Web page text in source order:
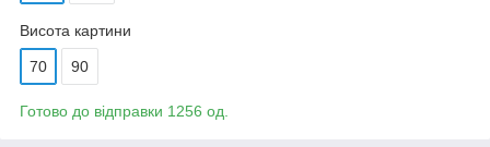
Висота картини
70 90
Готово до відправки 1256 од.